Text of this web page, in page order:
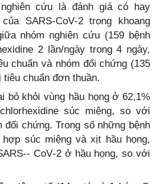
cứu là đánh giá có hay
SARS‐CoV‐2 trong khoang
nhóm nghiên cứu (159 bệnh
2 lần/ngày trong 4 ngày,
chuẩn và nhóm đối chứng (135
tiêu chuẩn đơn thuần.
bỏ khỏi vùng hầu họng ở 62,1%
súc miệng, so với
đối chứng. Trong số những bệnh
súc miệng và xịt hầu họng,
CoV‐2 ở hầu họng, so với